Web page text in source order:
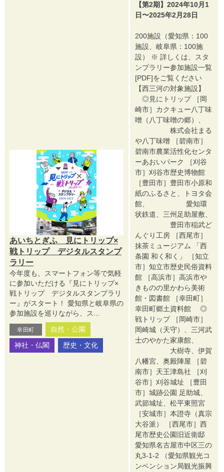
あいちとぎふ 見にトリップ×
戦トリップ デジタルスタンプ
ラリー
今年度も、スマートフォン等で気軽
に参加いただける『見にトリップ×
戦トリップ デジタルスタンプラリ
ー』がスタート！ 愛知県と岐阜県の
参加施設を巡りながら、ス...
幸田町
自然・公園
神社・仏閣
歴史・文化
【第2期】2024年10月1
日〜2025年2月28日
200施設（愛知県：100
施設、岐阜県：100施
設） ※ 詳しくは、スタ
ンプラリー参加施設一覧
[PDF]をご覧ください
【西三河の対象施設】
◎見にトリップ ［岡
崎市］カクキュー八丁味
噌（八丁味噌の郷）、
株式会社まる
や八丁味噌 ［碧南市］
碧南市農業活性化センタ
ーあおいパーク ［刈谷
市］刈谷市歴史博物館
［豊田市］豊田市小原和
紙のふるさと、トヨタ会
館、 愛知環
状鉄道、三州足助屋敷、
豊田市稲武ど
んぐり工房 ［西尾市］
抹茶ミュージアム 「西
条園 和く和く」 ［知立
市］知立市歴史民俗資料
館 ［高浜市］高浜市や
きものの里かわら美術
館・図書館 ［幸田町］
幸田町郷土資料館 ◎
戦トリップ ［岡崎市］
岡崎城（天守）、三河武
士のやかた家康館、
大樹寺、伊賀
八幡宮、奥殿陣屋 ［碧
南市］天王津島社 ［刈
谷市］刈谷城址 ［豊田
市］城跡公園 足助城、
武節城址、松平東照宮
［安城市］本證寺（真宗
大谷派） ［西尾市］西
尾市歴史公園旧近衛邸
愛知県名古屋市中区三の
丸3-1-2 （愛知県観光コ
ンベンション局観光振興